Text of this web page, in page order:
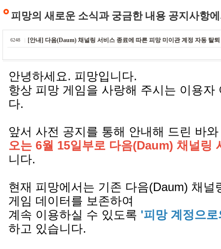
피망의 새로운 소식과 궁금한 내용 공지사항
6248 [안내] 다음(Daum) 채널링 서비스 종료에 따른 피망 미이관 계정 자동 탈
안녕하세요. 피망입니다.
항상 피망 게임을 사랑해 주시는 이용자
다.
앞서 사전 공지를 통해 안내해 드린 바
오는 6월 15일부로 다음(Daum) 채널링
니다.
현재 피망에서는 기존 다음(Daum) 채널
게임 데이터를 보존하여
계속 이용하실 수 있도록 '피망 계정으
하고 있습니다.